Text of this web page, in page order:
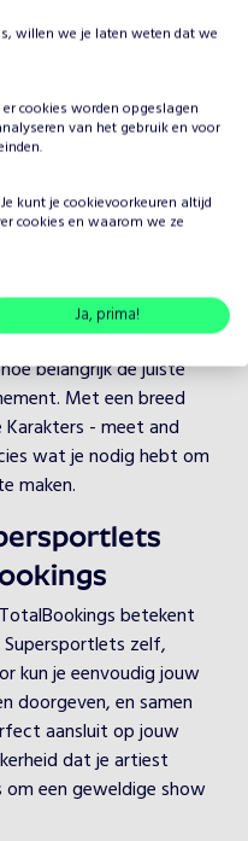
boeken
brengt veel keuzes met
je wilt dat het
artiest in de
die je evenement
hij/zij jouw gasten kan
setting.
belangrijk de juiste
Met een breed
- meet and
wat je nodig hebt om
maken.
betekent
zelf,
kun je eenvoudig jouw
doorgeven, en samen
aansluit op jouw
dat je artiest
om een geweldige show
willen we je laten weten dat we
cookies worden opgeslagen
van het gebruik en voor
kunt je cookievoorkeuren altijd
cookies en waarom we ze
Ja, prima!